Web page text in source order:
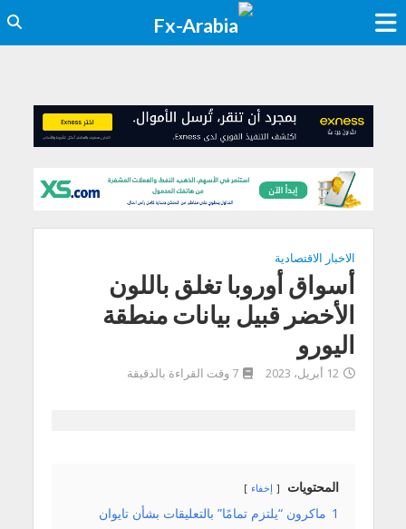
الاخبار الاقتصادية
أسواق أوروبا تغلق باللون
الأخضر قبيل بيانات منطقة
اليورو
12 أبريل، 2023 7 وقت القراءة بالدقيقة
المحتويات إخفاء
1 ماكرون “يلتزم تمامًا” بالتعليقات بشأن تايوان